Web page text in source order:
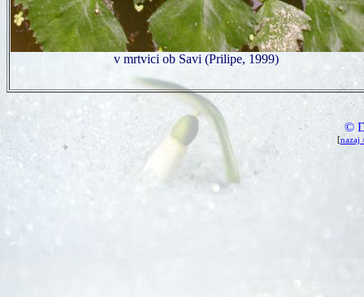
v mrtvici ob Savi (Prilipe, 1999)
©
[nazaj